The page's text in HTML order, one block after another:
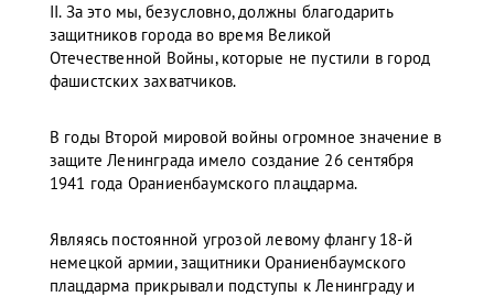
II. За это мы, безусловно, должны благодарить
защитников города во время Великой
Отечественной Войны, которые не пустили в город
фашистских захватчиков.
В годы Второй мировой войны огромное значение в
защите Ленинграда имело создание 26 сентября
1941 года Ораниенбаумского плацдарма.
Являясь постоянной угрозой левому флангу 18-й
немецкой армии, защитники Ораниенбаумского
плацдарма прикрывали подступы к Ленинграду и